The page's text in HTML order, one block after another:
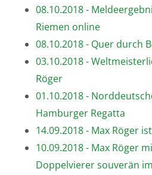
08.10.2018 -
Riemen online
08.10.2018 - Quer durch
03.10.2018 -
Röger
01.10.2018 -
Hamburger Regatta
14.09.2018 - Max Röger
10.09.2018 - Max Röger
Doppelvierer souverän